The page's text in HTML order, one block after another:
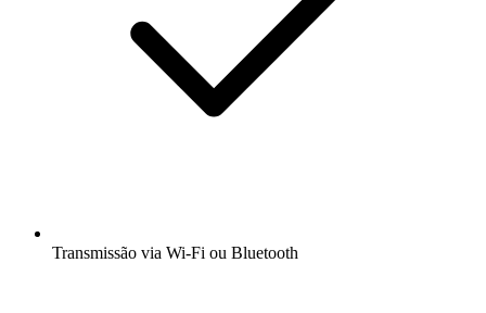
Transmissão via Wi-Fi ou Bluetooth